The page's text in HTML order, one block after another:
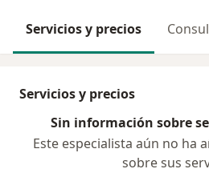
Servicios y precios
Servicios y precios
Sin información sobre
Este especialista aún no ha
sobre sus